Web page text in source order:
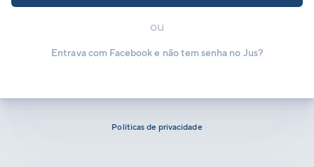
ou
Entrava com Facebook e não tem senha no Jus?
Políticas de privacidade